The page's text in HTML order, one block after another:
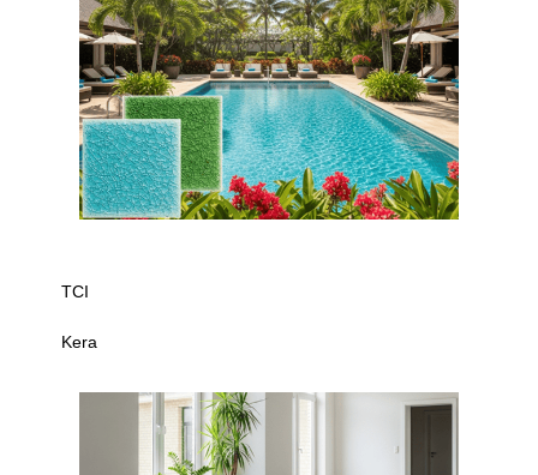
TCI
Kera